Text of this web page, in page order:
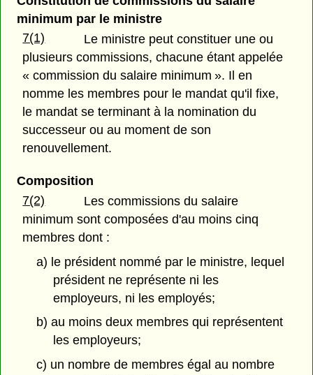
minimum par le ministre
7(1)
Le ministre peut constituer une ou
plusieurs commissions, chacune étant appelée
« commission du salaire minimum ». Il en
nomme les membres pour le mandat qu'il fixe,
le mandat se terminant à la nomination du
successeur ou au moment de son
renouvellement.
Composition
7(2)
Les commissions du salaire
minimum sont composées d'au moins cinq
membres dont :
a) le président nommé par le ministre, lequel
président ne représente ni les
employeurs, ni les employés;
b) au moins deux membres qui représentent
les employeurs;
c) un nombre de membres égal au nombre